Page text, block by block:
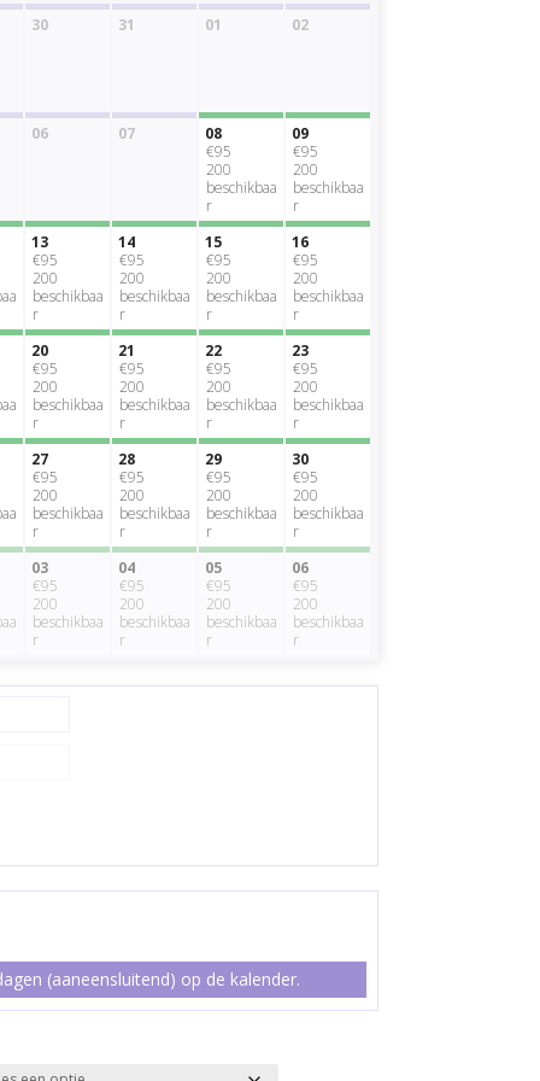
30 31 01 02
06 07
08
€95
200
beschikbaa
r
09
€95
200
beschikbaa
r
13
€95
200
beschikbaa
r
14
€95
200
beschikbaa
r
15
€95
200
beschikbaa
r
16
€95
200
beschikbaa
r
20
€95
200
beschikbaa
r
21
€95
200
beschikbaa
r
22
€95
200
beschikbaa
r
23
€95
200
beschikbaa
r
27
€95
200
beschikbaa
r
28
€95
200
beschikbaa
r
29
€95
200
beschikbaa
r
30
€95
200
beschikbaa
r
03
€95
200
beschikbaa
r
04
€95
200
beschikbaa
r
05
€95
200
beschikbaa
r
06
€95
200
beschikbaa
r
(aaneensluitend) op de kalender.